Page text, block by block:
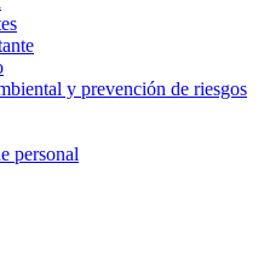
y prevención de riesgos
personal